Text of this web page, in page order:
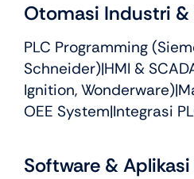
Otomasi Industri &
PLC Programming
Schneider)|HMI &
Ignition,
OEE System|Integrasi
Software &